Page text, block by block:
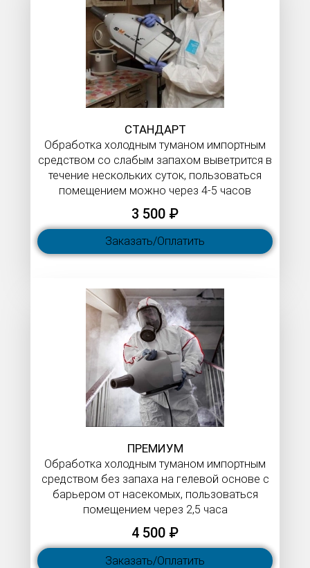
СТАНДАРТ
Обработка холодным туманом импортным
средством со слабым запахом выветрится в
течение нескольких суток, пользоваться
помещением можно через 4-5 часов
3 500 ₽
Заказать/Оплатить
ПРЕМИУМ
Обработка холодным туманом импортным
средством без запаха на гелевой основе с
барьером от насекомых, пользоваться
помещением через 2,5 часа
4 500 ₽
Заказать/Оплатить